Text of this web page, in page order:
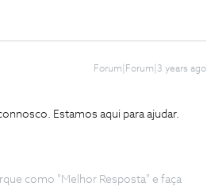
Forum|Forum|3 years ago
Estamos aqui para ajudar.
como "Melhor Resposta" e faça